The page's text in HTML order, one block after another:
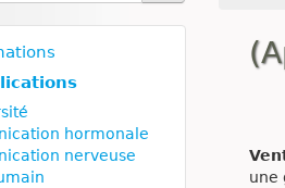
une
hormonale
nerveuse
immunitaire
hormonale
nerveuse